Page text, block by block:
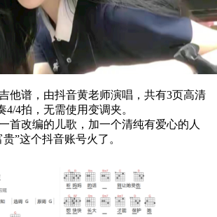
他谱，由抖音黄老师演唱，共有3页高清
4/4拍，无需使用变调夹。
首改编的儿歌，加一个清纯有爱心的人
”这个抖音账号火了。